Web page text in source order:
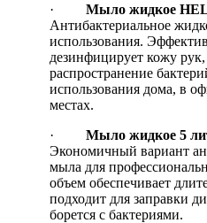
· Мыло жидкое
Антибактериальное
использования.
дезинфицирует кожу
распространение
использования дома, в
местах.
· Мыло жидкое 5
Экономичный вариант
мыла для
объем обеспечивает
подходит для заправки
борется с бактериями.